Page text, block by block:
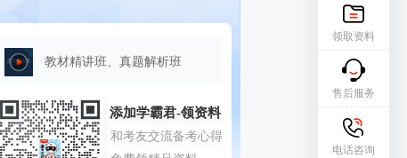
教材精讲班、真题解析班
领取资料
售后服务
电话咨询